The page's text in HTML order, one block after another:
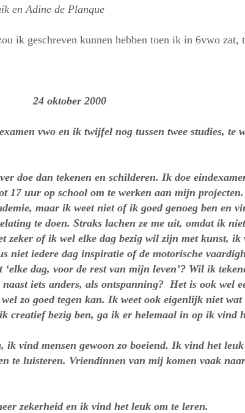
en Adine de Planque
ik geschreven kunnen hebben toen ik in 6vwo
2000
vwo en ik twijfel nog tussen twee studies, te
doe dan tekenen en schilderen. Ik doe
17 uur op school om te werken aan mijn
maar ik weet niet of ik goed genoeg ben en
te doen. Straks lachen ze me uit, omdat ik
zeker of ik wel elke dag bezig wil zijn met kunst, ik
niet iedere dag inspiratie of de motorische
dag, voor de rest van mijn leven’? Wil ik
iets anders, als ontspanning? Het is ook wel
zo goed tegen kan. Ik weet ook eigenlijk niet
creatief bezig ben, ga ik er helemaal in op ik vind
ik vind mensen gewoon zo boeiend. Ik vind het
te luisteren. Vriendinnen van mij komen vaak
zekerheid en ik vind het leuk om te leren.